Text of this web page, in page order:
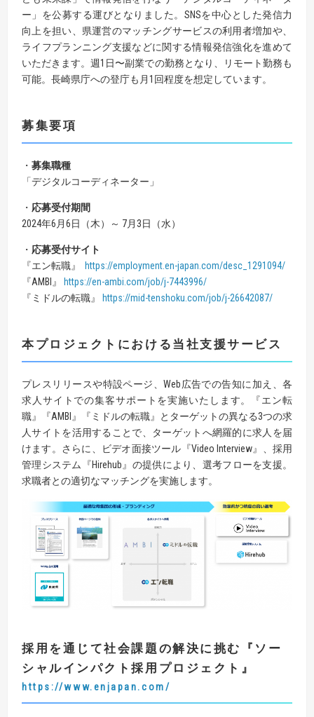
ー」を公募する運びとなりました。SNSを中心とした発信力
向上を担い、県運営のマッチングサービスの利用者増加や、
ライフプランニング支援などに関する情報発信強化を進めて
いただきます。週1日〜副業での勤務となり、リモート勤務も
可能。長崎県庁への登庁も月1回程度を想定しています。
募集要項
・ 募集職種
「デジタルコーディネーター」
・ 応募受付期間
2024年6月6日（木）～ 7月3日（水）
・ 応募受付サイト
『エン転職』
https://employment.en-japan.com/desc_1291094/
『AMBI』
https://en-ambi.com/job/j-7443996/
『ミドルの転職』
https://mid-tenshoku.com/job/j-26642087/
本プロジェクトにおける当社支援サービス
プレスリリースや特設ページ、Web広告での告知に加え、各
求人サイトでの集客サポートを実施いたします。『エン転
職』『AMBI』『ミドルの転職』とターゲットの異なる3つの求
人サイトを活用することで、ターゲットへ網羅的に求人を届
けます。さらに、ビデオ面接ツール『Video Interview』、採用
管理システム『Hirehub』の提供により、選考フローを支援。
求職者との適切なマッチングを実施します。
採用を通じて社会課題の解決に挑む 『 ソー
シャルインパクト採用プロジェクト 』
https://www.enjapan.com/